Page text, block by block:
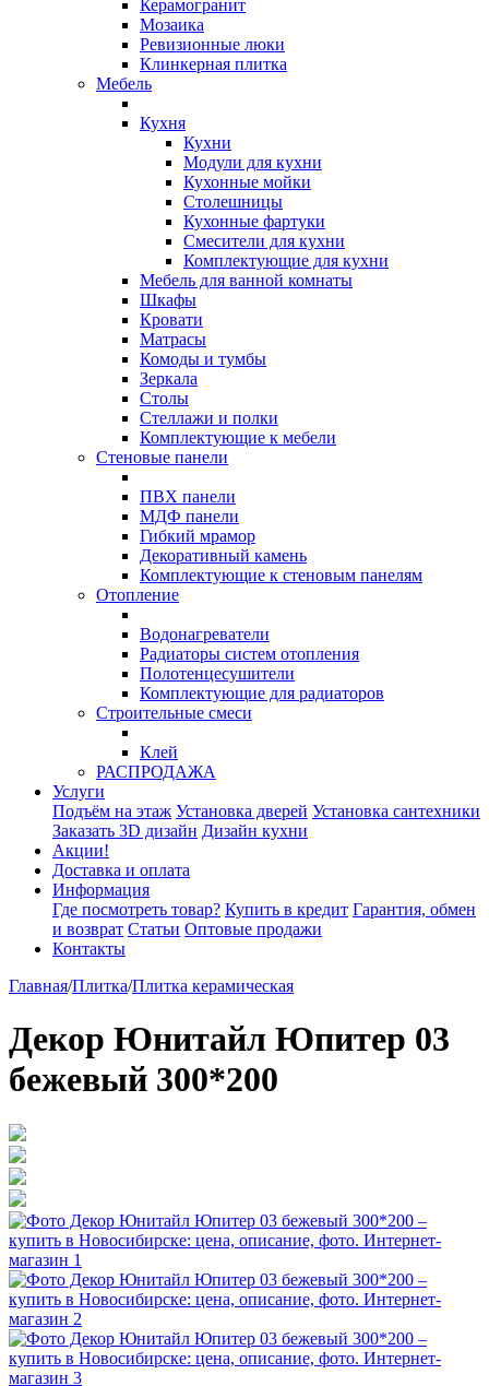
Керамогранит
Мозаика
Ревизионные люки
Клинкерная плитка
Мебель
Кухня
Кухни
Модули для кухни
Кухонные мойки
Столешницы
Кухонные фартуки
Смесители для кухни
Комплектующие для кухни
Мебель для ванной комнаты
Шкафы
Кровати
Матрасы
Комоды и тумбы
Зеркала
Столы
Стеллажи и полки
Комплектующие к мебели
Стеновые панели
ПВХ панели
МДФ панели
Гибкий мрамор
Декоративный камень
Комплектующие к стеновым панелям
Отопление
Водонагреватели
Радиаторы систем отопления
Полотенцесушители
Комплектующие для радиаторов
Строительные смеси
Клей
РАСПРОДАЖА
Услуги
Подъём на этаж Установка дверей Установка сантехники
Заказать 3D дизайн Дизайн кухни
Акции!
Доставка и оплата
Информация
Где посмотреть товар? Купить в кредит Гарантия, обмен
и возврат Статьи Оптовые продажи
Контакты
Главная/Плитка/Плитка керамическая
Декор Юнитайл Юпитер 03
бежевый 300*200